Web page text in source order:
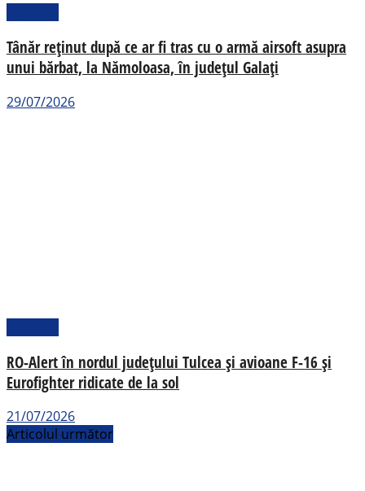
Tânăr reținut după ce ar fi tras cu o armă airsoft asupra
unui bărbat, la Nămoloasa, în județul Galați
29/07/2026
RO-Alert în nordul județului Tulcea și avioane F-16 și
Eurofighter ridicate de la sol
21/07/2026
Articolul următor